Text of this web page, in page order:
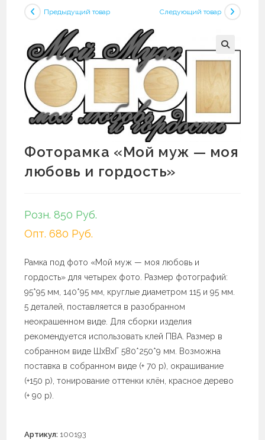
Предыдущий товар Следующий товар
Фоторамка «Мой муж — моя
любовь и гордость»
Розн. 850 Руб.
Опт. 680 Руб.
Рамка под фото «Мой муж — моя любовь и
гордость» для четырех фото. Размер фотографий:
95*95 мм, 140*95 мм, круглые диаметром 115 и 95 мм.
5 деталей, поставляется в разобранном
неокрашенном виде. Для сборки изделия
рекомендуется использовать клей ПВА. Размер в
собранном виде ШхВхГ 580*250*9 мм. Возможна
поставка в собранном виде (+ 70 р), окрашивание
(+150 р), тонирование оттенки клён, красное дерево
(+ 90 р).
Артикул: 100193